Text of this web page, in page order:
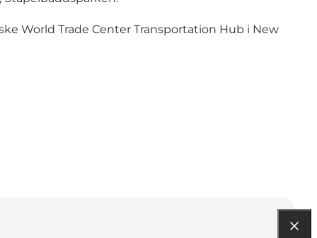
World Trade Center Transportation Hub i New